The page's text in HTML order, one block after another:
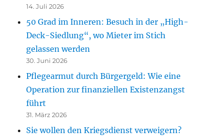
14. Juli 2026
50 Grad im Inneren: Besuch in der „High-
Deck-Siedlung“, wo Mieter im Stich
gelassen werden
30. Juni 2026
Pflegearmut durch Bürgergeld: Wie eine
Operation zur finanziellen Existenzangst
führt
31. März 2026
Sie wollen den Kriegsdienst verweigern?